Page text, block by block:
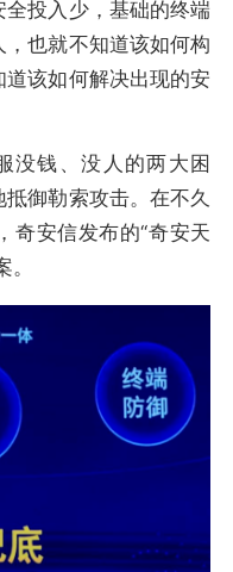
投入少，基础的终端
也就不知道该如何构
该如何解决出现的安
钱、没人的两大困
御勒索攻击。在不久
奇安信发布的“奇安天